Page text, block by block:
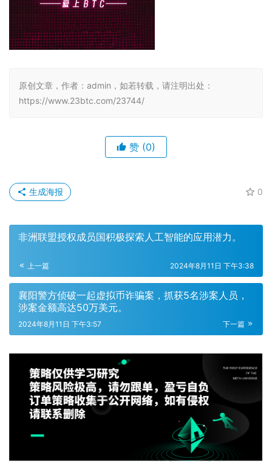
原创文章，作者：admin，如若转载，请注明出处：
https://www.23btc.com/23744/
赞 (0)
0
生成海报
非洲联盟授权成员国积极探索人工智能的应用潜力。
上一篇 2024年8月11日 下午3:38
襄阳警方侦破一起虚拟币诈骗案，抓获5名涉案人员，
涉案金额高达50万美元。
下一篇
2024年8月11日 下午3:57